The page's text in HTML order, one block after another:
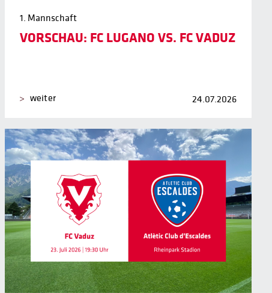
1. Mannschaft
VORSCHAU: FC LUGANO VS. FC VADUZ
weiter 24.07.2026